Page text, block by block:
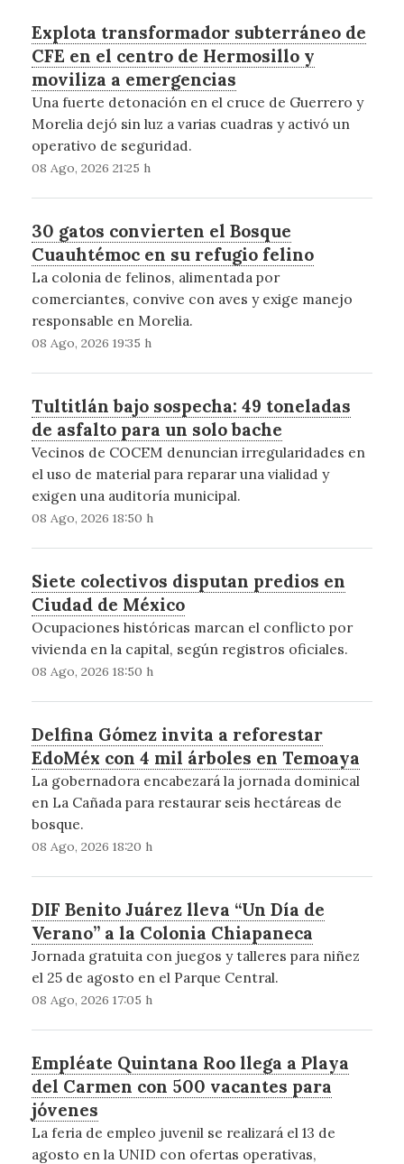
Explota transformador subterráneo de
CFE en el centro de Hermosillo y
moviliza a emergencias
Una fuerte detonación en el cruce de Guerrero y
Morelia dejó sin luz a varias cuadras y activó un
operativo de seguridad.
08 Ago, 2026 21:25 h
30 gatos convierten el Bosque
Cuauhtémoc en su refugio felino
La colonia de felinos, alimentada por
comerciantes, convive con aves y exige manejo
responsable en Morelia.
08 Ago, 2026 19:35 h
Tultitlán bajo sospecha: 49 toneladas
de asfalto para un solo bache
Vecinos de COCEM denuncian irregularidades en
el uso de material para reparar una vialidad y
exigen una auditoría municipal.
08 Ago, 2026 18:50 h
Siete colectivos disputan predios en
Ciudad de México
Ocupaciones históricas marcan el conflicto por
vivienda en la capital, según registros oficiales.
08 Ago, 2026 18:50 h
Delfina Gómez invita a reforestar
EdoMéx con 4 mil árboles en Temoaya
La gobernadora encabezará la jornada dominical
en La Cañada para restaurar seis hectáreas de
bosque.
08 Ago, 2026 18:20 h
DIF Benito Juárez lleva “Un Día de
Verano” a la Colonia Chiapaneca
Jornada gratuita con juegos y talleres para niñez
el 25 de agosto en el Parque Central.
08 Ago, 2026 17:05 h
Empléate Quintana Roo llega a Playa
del Carmen con 500 vacantes para
jóvenes
La feria de empleo juvenil se realizará el 13 de
agosto en la UNID con ofertas operativas,